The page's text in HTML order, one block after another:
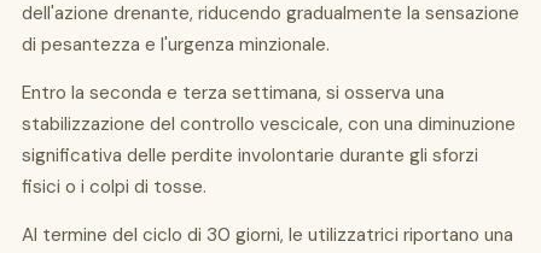
dell'azione drenante, riducendo gradualmente la sensazione
di pesantezza e l'urgenza minzionale.
Entro la seconda e terza settimana, si osserva una
stabilizzazione del controllo vescicale, con una diminuzione
significativa delle perdite involontarie durante gli sforzi
fisici o i colpi di tosse.
Al termine del ciclo di 30 giorni, le utilizzatrici riportano una